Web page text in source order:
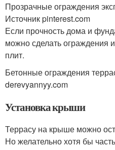
Прозрачные ограждения
Источник pinterest.com
Если прочность дома и
можно сделать ограждения
плит.
Бетонные ограждения
derevyannyy.com
Установка крыши
Террасу на крыше можно
Но желательно хотя бы